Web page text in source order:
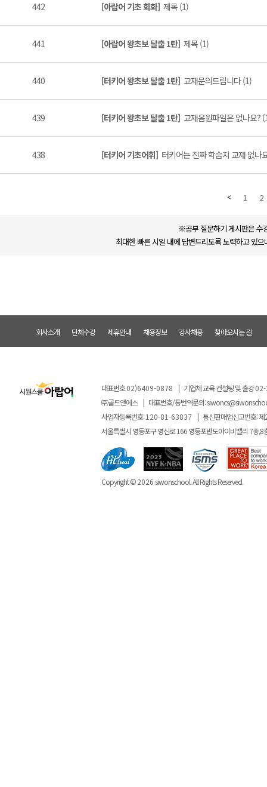
442 [아랍어 기초 회화] 제목 (1)
441 [아랍어 왕초보 탈출 1탄] 제목 (1)
440 [터키어 왕초보 탈출 1탄] 교재문의드립니다 (1)
439 [터키어 왕초보 탈출 1탄] 교재음원파일은 없나요?
438 [터키어 기초어휘] 터키어는 진짜 학습지 교재 없나
1 2
※공부 질문하기 게시판은 수
최대한 빠른 시일 내에 답변드리도록 노력하고 있
회사소개 단체수강 제휴안내 채용정보 강사채용 찾아오시는 길
대표번호02)6409-0878 | 기업체 교육 컨설팅 및 출강
㈜골드앤에스 | 대표번호/통번역문의:
사업자등록번호:120-81-63837 | 통신판매업신고번호: 제
서울특별시 영등포구 영신로 166 영등포반도아이비밸리 7층,8
Copyright ©2026siwonschool. All Rights Reserved.